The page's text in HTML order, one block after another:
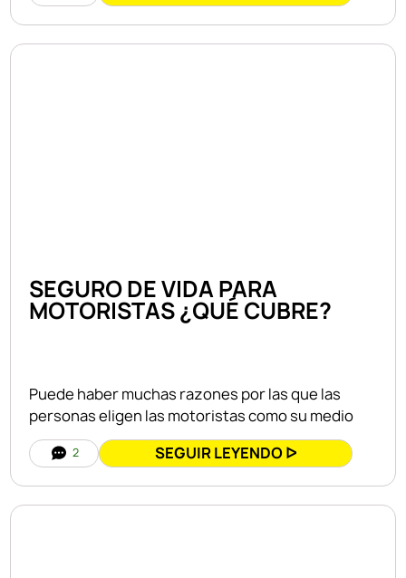
SEGURO DE VIDA PARA
MOTORISTAS ¿QUÉ CUBRE?
Puede haber muchas razones por las que las
personas eligen las motoristas como su medio
2 SEGUIR LEYENDO ᐅ